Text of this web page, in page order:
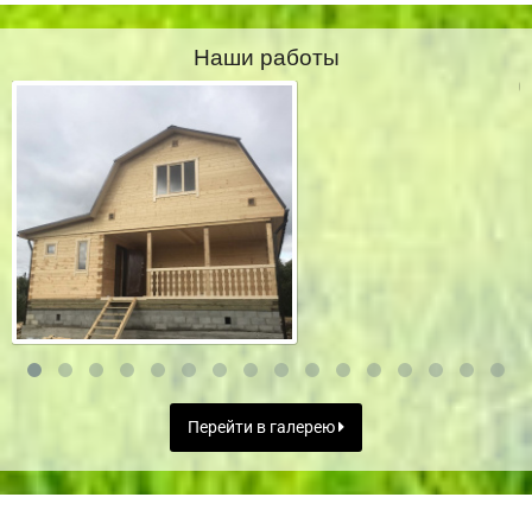
Наши работы
Перейти в галерею